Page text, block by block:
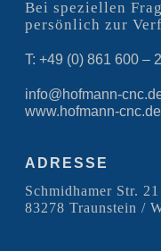
Bei speziellen
persönlich zur
T: +49 (0) 861 600 –
info@hofmann-
www.hofmann-cnc.de
ADRESSE
Schmidhamer Str. 21
83278 Traunstein /